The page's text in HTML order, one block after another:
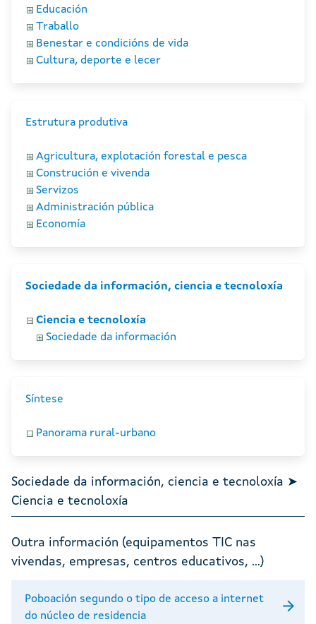
Educación
Traballo
Benestar e condicións de vida
Cultura, deporte e lecer
Estrutura produtiva
Agricultura, explotación forestal e pesca
Construción e vivenda
Servizos
Administración pública
Economía
Sociedade da información, ciencia e tecnoloxía
Ciencia e tecnoloxía
Sociedade da información
Síntese
Panorama rural-urbano
Sociedade da información, ciencia e tecnoloxía ➤
Ciencia e tecnoloxía
Outra información (equipamentos TIC nas
vivendas, empresas, centros educativos, ...)
Poboación segundo o tipo de acceso a internet
do núcleo de residencia